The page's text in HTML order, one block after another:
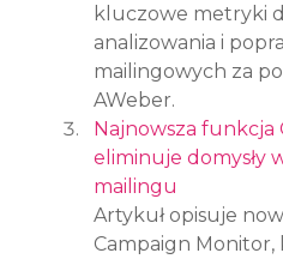
kluczowe metryki
analizowania i
mailingowych za
AWeber.
Najnowsza funkcja
eliminuje domysły
mailingu
Artykuł opisuje
Campaign Monitor,